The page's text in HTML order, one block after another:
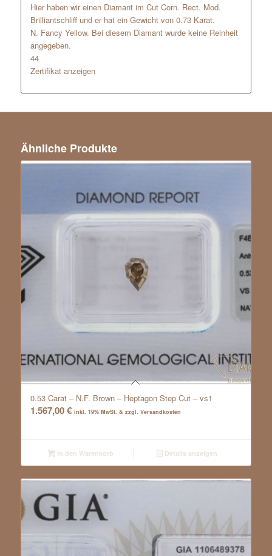
Hier haben wir einen Diamant im Cut Corn. Rect. Mod.
Brilliantschliff und er hat ein Gewicht von 0.73 Karat.
N. Fancy Yellow. Bei diesem Diamant wurde keine Reinheit
angegeben.
44
Zertifikat anzeigen
Ähnliche Produkte
0.53 Carat – N.F. Brown – Heptagon Step Cut – vs1
1.567,00€ inkl. 19% MwSt. & zzgl. Versandkosten
In den Warenkorb Details anzeigen